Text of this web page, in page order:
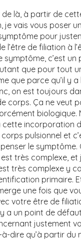
là, à partir de
je vais vous poser
pour
l’être de filiation à
symptôme, c’est un
que pour tout
que parce qu’il y a
on est toujours
corps. Ça ne veut
biologique.
cette incorporation
pulsionnel et
le symptôme.
très complexe, et
très complexe y
primaire.
une fois que
votre être de
a un point de
justement
à-dire qu’à partir du